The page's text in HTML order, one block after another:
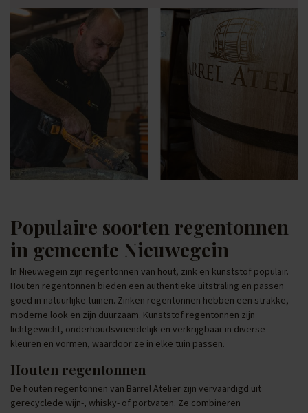
Populaire soorten regentonnen
in gemeente Nieuwegein
In Nieuwegein zijn regentonnen van hout, zink en kunststof populair.
Houten regentonnen bieden een authentieke uitstraling en passen
goed in natuurlijke tuinen. Zinken regentonnen hebben een strakke,
moderne look en zijn duurzaam. Kunststof regentonnen zijn
lichtgewicht, onderhoudsvriendelijk en verkrijgbaar in diverse
kleuren en vormen, waardoor ze in elke tuin passen.
Houten regentonnen
De houten regentonnen van Barrel Atelier zijn vervaardigd uit
gerecyclede wijn-, whisky- of portvaten. Ze combineren